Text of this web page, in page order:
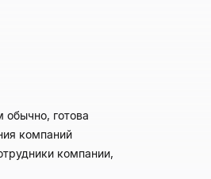
готова
компаний
компании,